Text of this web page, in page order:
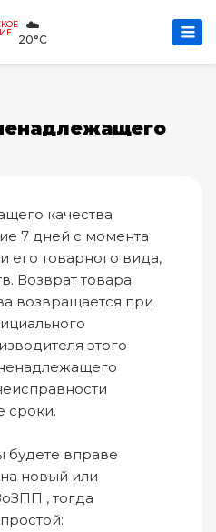
☁️
20°C
качества
7 дней с момента
его товарного вида,
Возврат товара
возвращается при
этого
сроки.
будете вправе
новый или
, тогда